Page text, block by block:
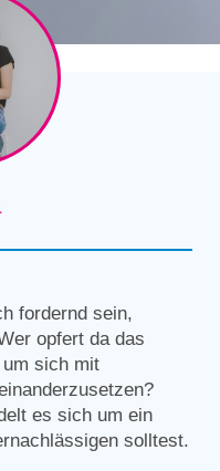
fordernd sein,
opfert da das
sich mit
es sich um ein
solltest.